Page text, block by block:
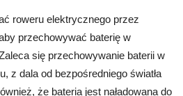
roweru elektrycznego przez
przechowywać baterię w
się przechowywanie baterii w
z dala od bezpośredniego światła
że bateria jest naładowana do